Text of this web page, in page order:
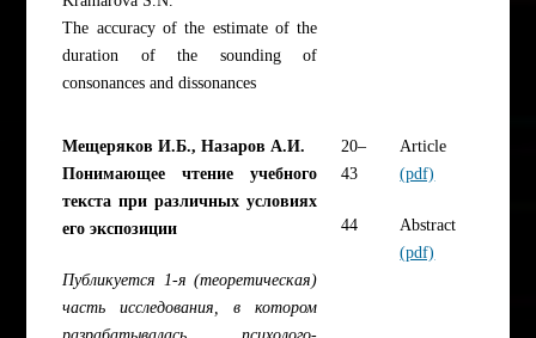
The accuracy of the estimate of the
duration of the sounding of
consonances and dissonances
Мещеряков И.Б., Назаров А.И.
Понимающее чтение учебного
текста при различных условиях
его экспозиции
Публикуется 1-я (теоретическая)
часть исследования, в котором
разрабатывалась психолого-
20–
43
44
Article
(pdf)
Abstract
(pdf)